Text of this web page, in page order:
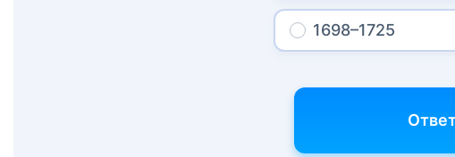
1698–1725